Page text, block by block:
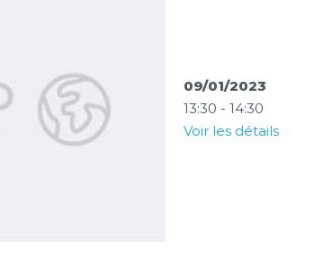
09/01/2023
13:30 - 14:30
Voir les détails